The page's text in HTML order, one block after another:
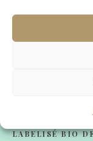
Une
au
LABELISÉ BIO